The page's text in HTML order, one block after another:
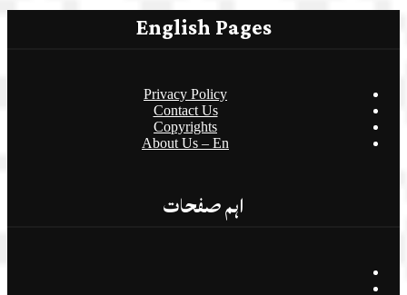
English Pages
Privacy Policy
Contact Us
Copyrights
About Us – En
اہم صفحات